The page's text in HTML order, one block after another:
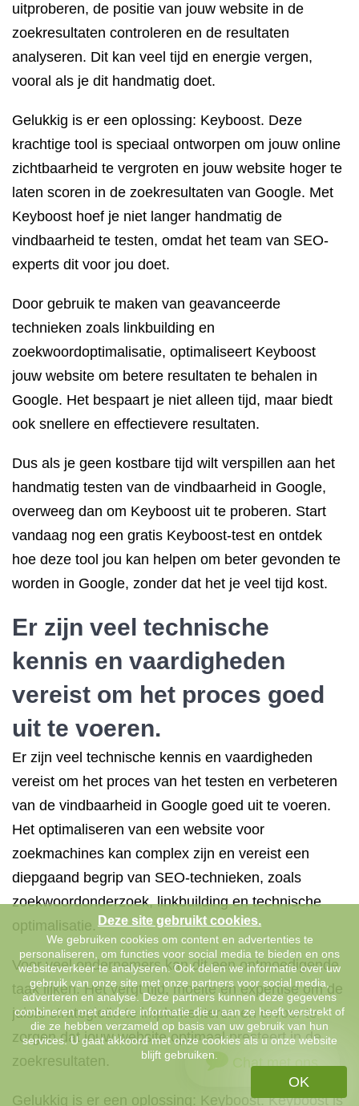
uitproberen, de positie van jouw website in de
zoekresultaten controleren en de resultaten
analyseren. Dit kan veel tijd en energie vergen,
vooral als je dit handmatig doet.
Gelukkig is er een oplossing: Keyboost. Deze
krachtige tool is speciaal ontworpen om jouw online
zichtbaarheid te vergroten en jouw website hoger te
laten scoren in de zoekresultaten van Google. Met
Keyboost hoef je niet langer handmatig de
vindbaarheid te testen, omdat het team van SEO-
experts dit voor jou doet.
Door gebruik te maken van geavanceerde
technieken zoals linkbuilding en
zoekwoordoptimalisatie, optimaliseert Keyboost
jouw website om betere resultaten te behalen in
Google. Het bespaart je niet alleen tijd, maar biedt
ook snellere en effectievere resultaten.
Dus als je geen kostbare tijd wilt verspillen aan het
handmatig testen van de vindbaarheid in Google,
overweeg dan om Keyboost uit te proberen. Start
vandaag nog een gratis Keyboost-test en ontdek
hoe deze tool jou kan helpen om beter gevonden te
worden in Google, zonder dat het je veel tijd kost.
Er zijn veel technische
kennis en vaardigheden
vereist om het proces goed
uit te voeren.
Er zijn veel technische kennis en vaardigheden
vereist om het proces van het testen en verbeteren
van de vindbaarheid in Google goed uit te voeren.
Het optimaliseren van een website voor
zoekmachines kan complex zijn en vereist een
diepgaand begrip van SEO-technieken, zoals
zoekwoordonderzoek, linkbuilding en technische
optimalisatie.
Voor veel ondernemers kan dit een ontmoedigende
taak lijken. Het vergt tijd, moeite en expertise om de
juiste strategieën te implementeren en ervoor te
zorgen dat jouw website optimaal presteert in de
zoekresultaten.
Gelukkig is er een oplossing: Keyboost. Keyboost is
Chat met ons
Deze site gebruikt cookies.
We gebruiken cookies om content en advertenties te
personaliseren, om functies voor social media te bieden en ons
websiteverkeer te analyseren. Ook delen we informatie over uw
gebruik van onze site met onze partners voor social media,
adverteren en analyse. Deze partners kunnen deze gegevens
combineren met andere informatie die u aan ze heeft verstrekt of
die ze hebben verzameld op basis van uw gebruik van hun
services. U gaat akkoord met onze cookies als u onze website
blijft gebruiken.
OK